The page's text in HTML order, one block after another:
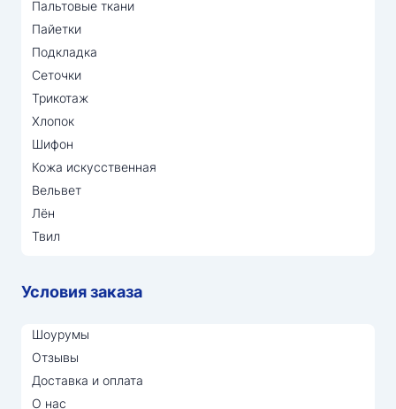
Пальтовые ткани
Пайетки
Подкладка
Сеточки
Трикотаж
Хлопок
Шифон
Кожа искусственная
Вельвет
Лён
Твил
Условия заказа
Шоурумы
Отзывы
Доставка и оплата
О нас